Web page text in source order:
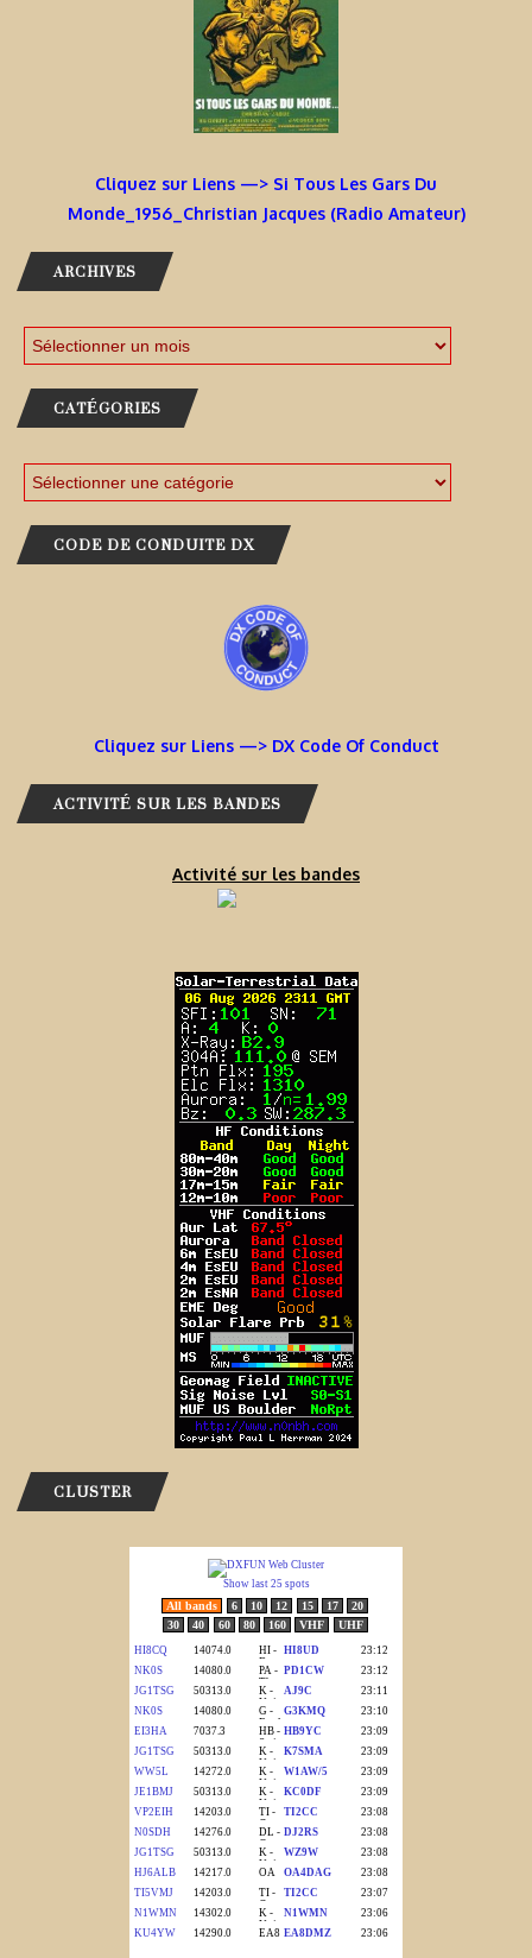
Cliquez sur Liens —> Si Tous Les Gars Du
Monde_1956_Christian Jacques (Radio Amateur)
ARCHIVES
CATÉGORIES
CODE DE CONDUITE DX
Cliquez sur Liens —> DX Code Of Conduct
ACTIVITÉ SUR LES BANDES
Activité sur les bandes
CLUSTER